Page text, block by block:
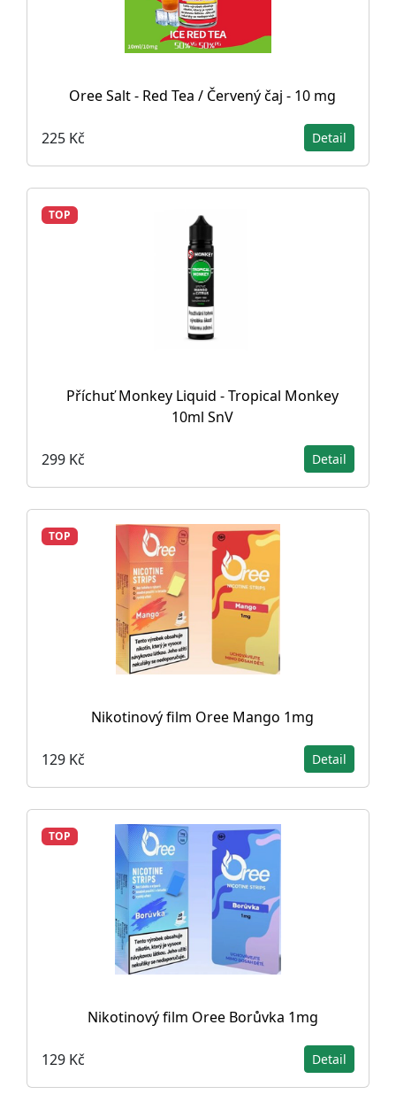
Oree Salt - Red Tea / Červený čaj - 10 mg
225 Kč Detail
TOP
Příchuť Monkey Liquid - Tropical Monkey
10ml SnV
299 Kč Detail
TOP
Nikotinový film Oree Mango 1mg
129 Kč Detail
TOP
Nikotinový film Oree Borůvka 1mg
129 Kč Detail